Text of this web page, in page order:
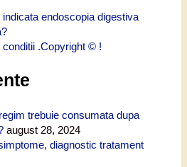
endoscopia digestiva
conditii .Copyright © !
trebuie consumata dupa
august 28, 2024
diagnostic tratament